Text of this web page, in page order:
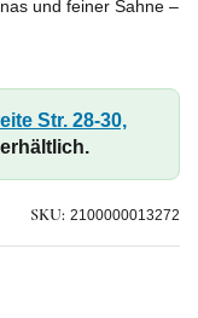
und feiner Sahne –
Str. 28-30,
SKU: 2100000013272